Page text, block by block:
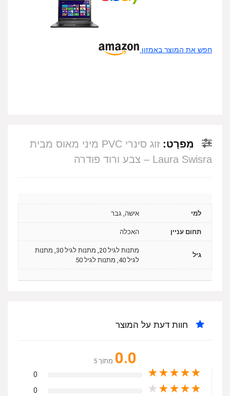
חפש את המוצר באמזון
מִפרָט:
זוג סינרי PVC מיני מאוס מבית
Laura Swisra – צבע ורוד פודרה
למי אישה, גבר
תחום עניין האכלה
גיל
מתנות לגיל 20, מתנות לגיל 30, מתנות
לגיל 40, מתנות לגיל 50
חוות דעת על המוצר
0.0 מִתוֹך 5
★
★
★
★
★
0
★
★
★
★
★
0